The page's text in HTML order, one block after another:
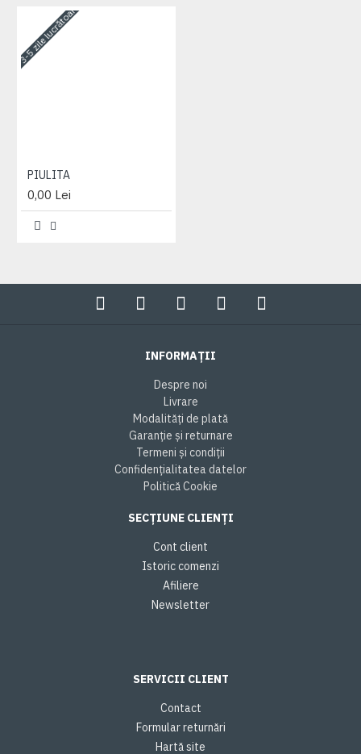
3-5 zile lucrătoare
PIULITA
0,00 Lei
INFORMAȚII
Despre noi
Livrare
Modalități de plată
Garanție și returnare
Termeni și condiții
Confidențialitatea datelor
Politică Cookie
SECȚIUNE CLIENȚI
Cont client
Istoric comenzi
Afiliere
Newsletter
SERVICII CLIENT
Contact
Formular returnări
Hartă site